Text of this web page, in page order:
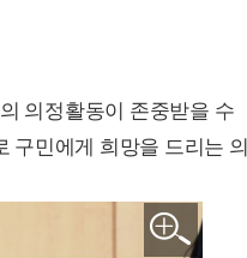
의정활동이 존중받을 수
구민에게 희망을 드리는 의